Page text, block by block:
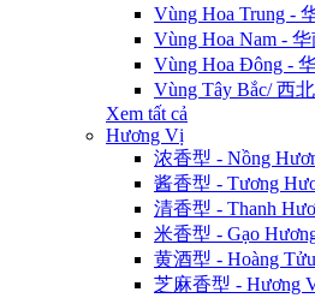
Vùng Hoa Trung -
Vùng Hoa Nam -
Vùng Hoa Đông -
Vùng Tây Bắc/ 西
Xem tất cả
Hương Vị
浓香型 - Nồng
酱香型 - Tương
清香型 - Thanh
米香型 - Gạo
黄酒型 - Hoàng
芝麻香型 - Hương